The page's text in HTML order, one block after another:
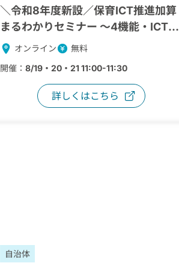
＼令和8年度新設／保育ICT推進加算
まるわかりセミナー ～4機能・ICT推
進責任者・ここdeサーチ更新のポイ
オンライン
無料
開催： 8/19・20・21 11:00-11:30
詳しくはこちら
自治体